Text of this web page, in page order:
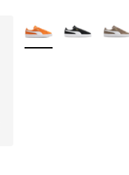
Plus de couleurs